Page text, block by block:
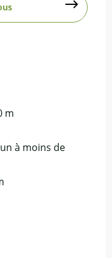
m
à moins de